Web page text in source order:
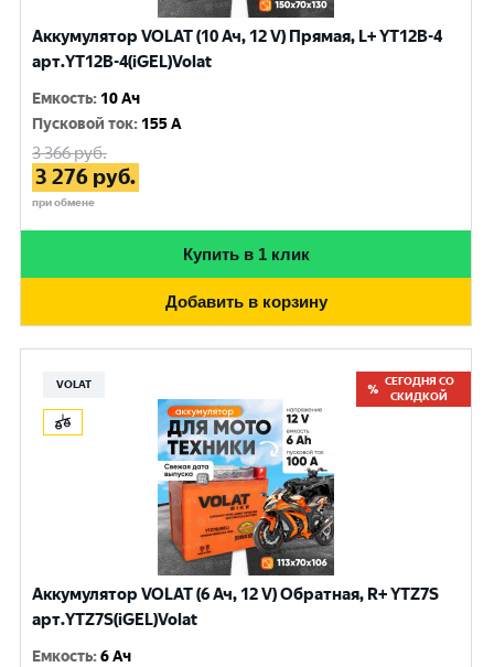
Аккумулятор VOLAT (10 Ач, 12 V) Прямая, L+ YT12B-4
арт.YT12B-4(iGEL)Volat
Емкость: 10 Ач
Пусковой ток: 155 A
3 366руб.
3 276 руб.
при обмене
Купить в 1 клик
Добавить в корзину
VOLAT
СЕГОДНЯ СО
СКИДКОЙ
Аккумулятор VOLAT (6 Ач, 12 V) Обратная, R+ YTZ7S
арт.YTZ7S(iGEL)Volat
Емкость:6 Ач